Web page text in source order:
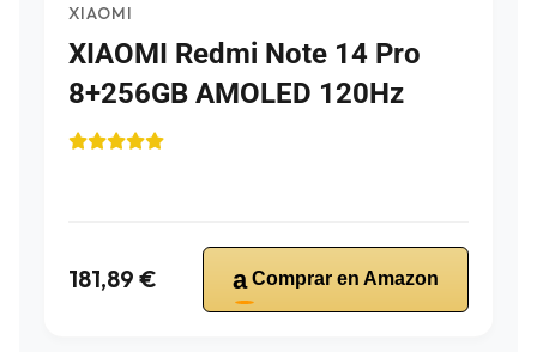
XIAOMI
XIAOMI Redmi Note 14 Pro
8+256GB AMOLED 120Hz
181,89 € a Comprar en Amazon